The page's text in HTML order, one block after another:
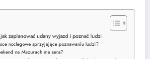
zaplanować udany wyjazd i poznać ludzi
noclegowe sprzyjające poznawaniu ludzi?
na Mazurach ma sens?